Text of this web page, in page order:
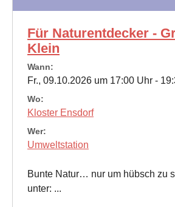
Für Naturentdecker -
Klein
Wann:
Fr., 09.10.2026 um 17:00 Uhr -
Wo:
Kloster Ensdorf
Wer:
Umweltstation
Bunte Natur… nur um hübsch zu
unter: ...